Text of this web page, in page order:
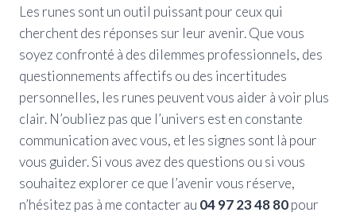
Les runes sont un outil puissant pour ceux qui
cherchent des réponses sur leur avenir. Que vous
soyez confronté à des dilemmes professionnels, des
questionnements affectifs ou des incertitudes
personnelles, les runes peuvent vous aider à voir plus
clair. N’oubliez pas que l’univers est en constante
communication avec vous, et les signes sont là pour
vous guider. Si vous avez des questions ou si vous
souhaitez explorer ce que l’avenir vous réserve,
n’hésitez pas à me contacter au 04 97 23 48 80pour